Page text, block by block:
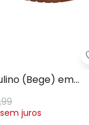
(Bege) em
sem juros